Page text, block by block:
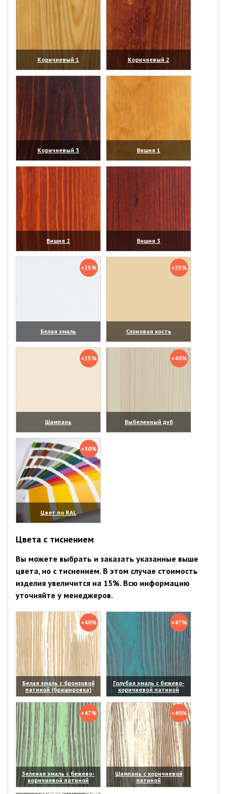
Коричневый 1
(увеличить)
Коричневый 2
(увеличить)
Коричневый 3
(увеличить)
Вишня 1
(увеличить)
Вишня 2
(увеличить)
Вишня 3
(увеличить)
+25%
Белая эмаль
(увеличить)
+25%
Слоновая кость
(увеличить)
+25%
Шампань
(увеличить)
+40%
Выбеленный дуб
(увеличить)
+30%
Цвет по RAL
(увеличить)
Цвета с тиснением
Вы можете выбрать и заказать указанные выше
цвета, но с тиснением. В этом случае стоимость
изделия увеличится на 15%. Всю информацию
уточняйте у менеджеров.
+40%
Белая эмаль с бронзовой
патиной (брашировка)
(увеличить)
+47%
Голубая эмаль с бежево-
коричневой патиной
(увеличить)
+47%
Зеленая эмаль с бежево-
коричневой патиной
(увеличить)
+40%
Шампань с коричневой
патиной
(увеличить)